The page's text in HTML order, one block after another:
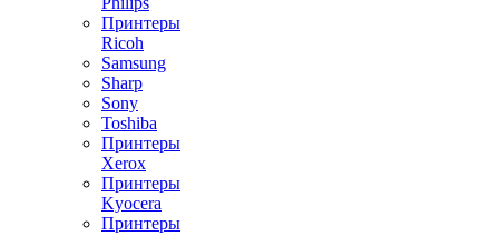
Принтеры
Ricoh
Samsung
Sharp
Sony
Toshiba
Принтеры
Xerox
Принтеры
Kyocera
Принтеры